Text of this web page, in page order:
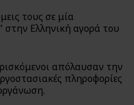
τους σε μία
Ελληνική αγορά του
απόλαυσαν την
πληροφορίες